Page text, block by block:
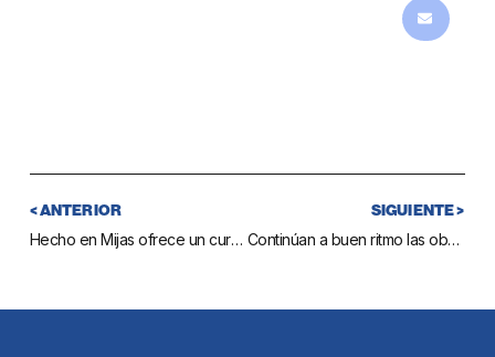
< ANTERIOR
Hecho en Mijas ofrece un curso para que los desempleados obtengan el carné de manipulador de alimentos de forma gratuita
SIGUIENTE >
Continúan a buen ritmo las obras del colector del entorno de Islas Marianas, que solucionarán los problemas de saneamiento de Las Lagunas